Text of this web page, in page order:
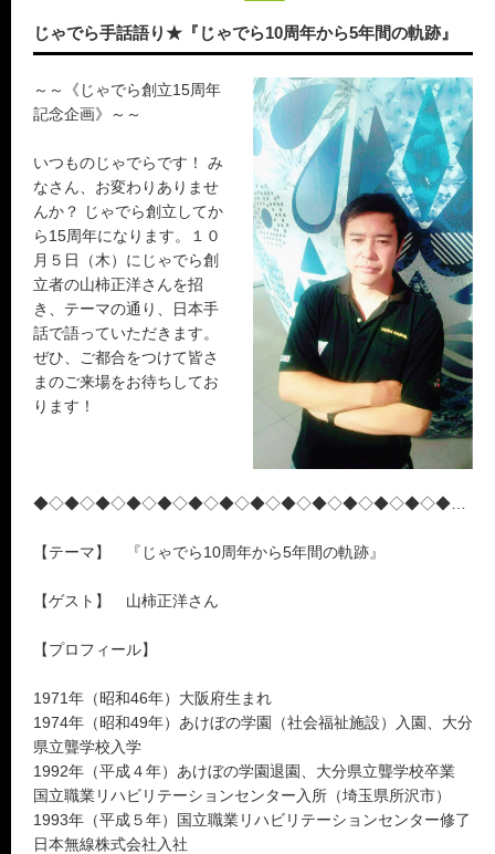
じゃでら手話語り★『じゃでら10周年から5年間の軌跡』
～～《じゃでら創立15周年
記念企画》～～
いつものじゃでらです！ み
なさん、お変わりありませ
んか？ じゃでら創立してか
ら15周年になります。１０
月５日（木）にじゃでら創
立者の山柿正洋さんを招
き、テーマの通り、日本手
話で語っていただきます。
ぜひ、ご都合をつけて皆さ
まのご来場をお待ちしてお
ります！
◆◇◆◇◆◇◆◇◆◇◆◇◆◇◆◇◆◇◆◇◆◇◆◇◆◇◆◇◆
【テーマ】 『じゃでら10周年から5年間の軌跡』
【ゲスト】 山柿正洋さん
【プロフィール】
1971年（昭和46年）大阪府生まれ
1974年（昭和49年）あけぼの学園（社会福祉施設）入園、大分
県立聾学校入学
1992年（平成４年）あけぼの学園退園、大分県立聾学校卒業
国立職業リハビリテーションセンター入所（埼玉県所沢市）
1993年（平成５年）国立職業リハビリテーションセンター修了
日本無線株式会社入社